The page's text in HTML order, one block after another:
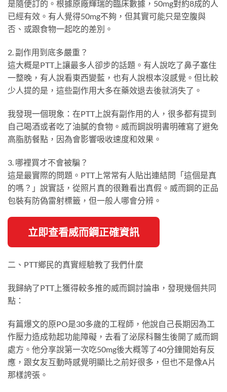
是隨便訂的。根據原廠輝瑞的臨床數據，50mg對約8成的人
已經有效。有人覺得50mg不夠，但其實可能只是空腹與
否、或跟食物一起吃的差別。
2. 副作用到底多嚴重？
這大概是PTT上讓最多人卻步的話題。有人說吃了鼻子塞住
一整晚，有人說看東西變藍，也有人說根本沒感覺。但比較
少人提的是，這些副作用大多在藥效退去後就消失了。
我發現一個現象：在PTT上說有副作用的人，很多都有提到
自己喝酒或者吃了油膩的食物。威而鋼說明書明確寫了避免
高脂肪餐點，因為會影響吸收速度和效果。
3. 哪裡買才不會被騙？
這是最實際的問題。PTT上常常有人貼出連結問「這個是真
的嗎？」說實話，從照片真的很難看出真假。威而鋼的正品
包裝有防偽雷射標籤，但一般人哪會分辨。
立即查看威而鋼正確資訊
二、PTT鄉民的真實經驗教了我們什麼
我歸納了PTT上獲得較多推的威而鋼討論串，發現幾個共同
點：
有篇爆文的原PO是30多歲的工程師，他說自己長期因為工
作壓力造成勃起功能障礙，去看了泌尿科醫生後開了威而鋼
處方。他分享說第一次吃50mg後大概等了40分鐘開始有反
應，跟女友互動時感覺明顯比之前好很多，但也不是像A片
那樣誇張。